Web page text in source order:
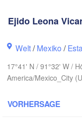
Ejido Leona
Welt/Mexiko /
17°41' N / 91°32' W /
America/Mexico_City
VORHERSAGE